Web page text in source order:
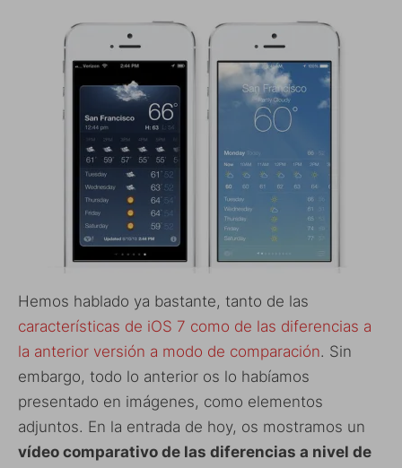
Hemos hablado ya bastante, tanto de las
características de iOS 7 como de las diferencias a
la anterior versión a modo de comparación. Sin
embargo, todo lo anterior os lo habíamos
presentado en imágenes, como elementos
adjuntos. En la entrada de hoy, os mostramos un
vídeo comparativo de las diferencias a nivel de